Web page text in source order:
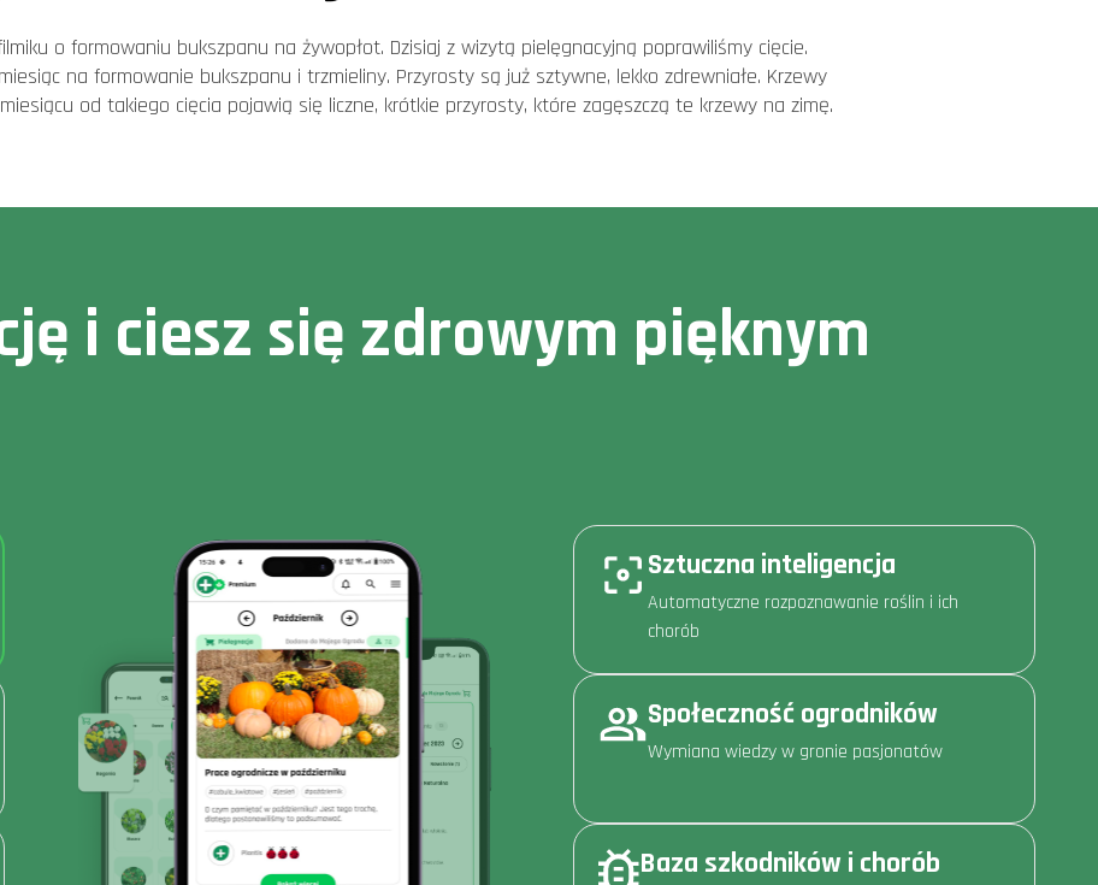
o formowaniu bukszpanu na żywopłot. Dzisiaj z wizytą pielęgnacyjną poprawiliśmy cięcie.
na formowanie bukszpanu i trzmieliny. Przyrosty są już sztywne, lekko zdrewniałe. Krzewy
od takiego cięcia pojawią się liczne, krótkie przyrosty, które zagęszczą te krzewy na zimę.
i ciesz się zdrowym pięknym
Sztuczna inteligencja
Automatyczne rozpoznawanie roślin i ich
chorób
Społeczność ogrodników
Wymiana wiedzy w gronie pasjonatów
Baza szkodników i chorób